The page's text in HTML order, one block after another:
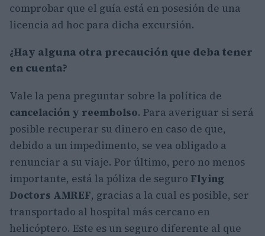
comprobar que el guía está en posesión de una
licencia ad hoc para dicha excursión.
¿Hay alguna otra precaución que deba tener
en cuenta?
Vale la pena preguntar sobre la política de
cancelación y reembolso. Para averiguar si será
posible recuperar su dinero en caso de que,
debido a un impedimento, se vea obligado a
renunciar a su viaje. Por último, pero no menos
importante, está la póliza de seguro Flying
Doctors AMREF, gracias a la cual es posible, ser
transportado al hospital más cercano en
helicóptero. Este es un seguro diferente al que